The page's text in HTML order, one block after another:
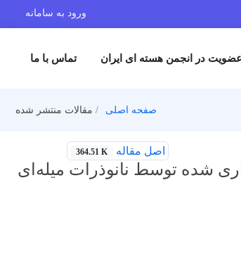
ورود به سامانه
عضویت در انجمن هسته ای ایران تماس با ما
صفحه اصلی مقالات منتشر شده
اصل مقاله 364.51 K
شده توسط نانوذرات میله‌ای